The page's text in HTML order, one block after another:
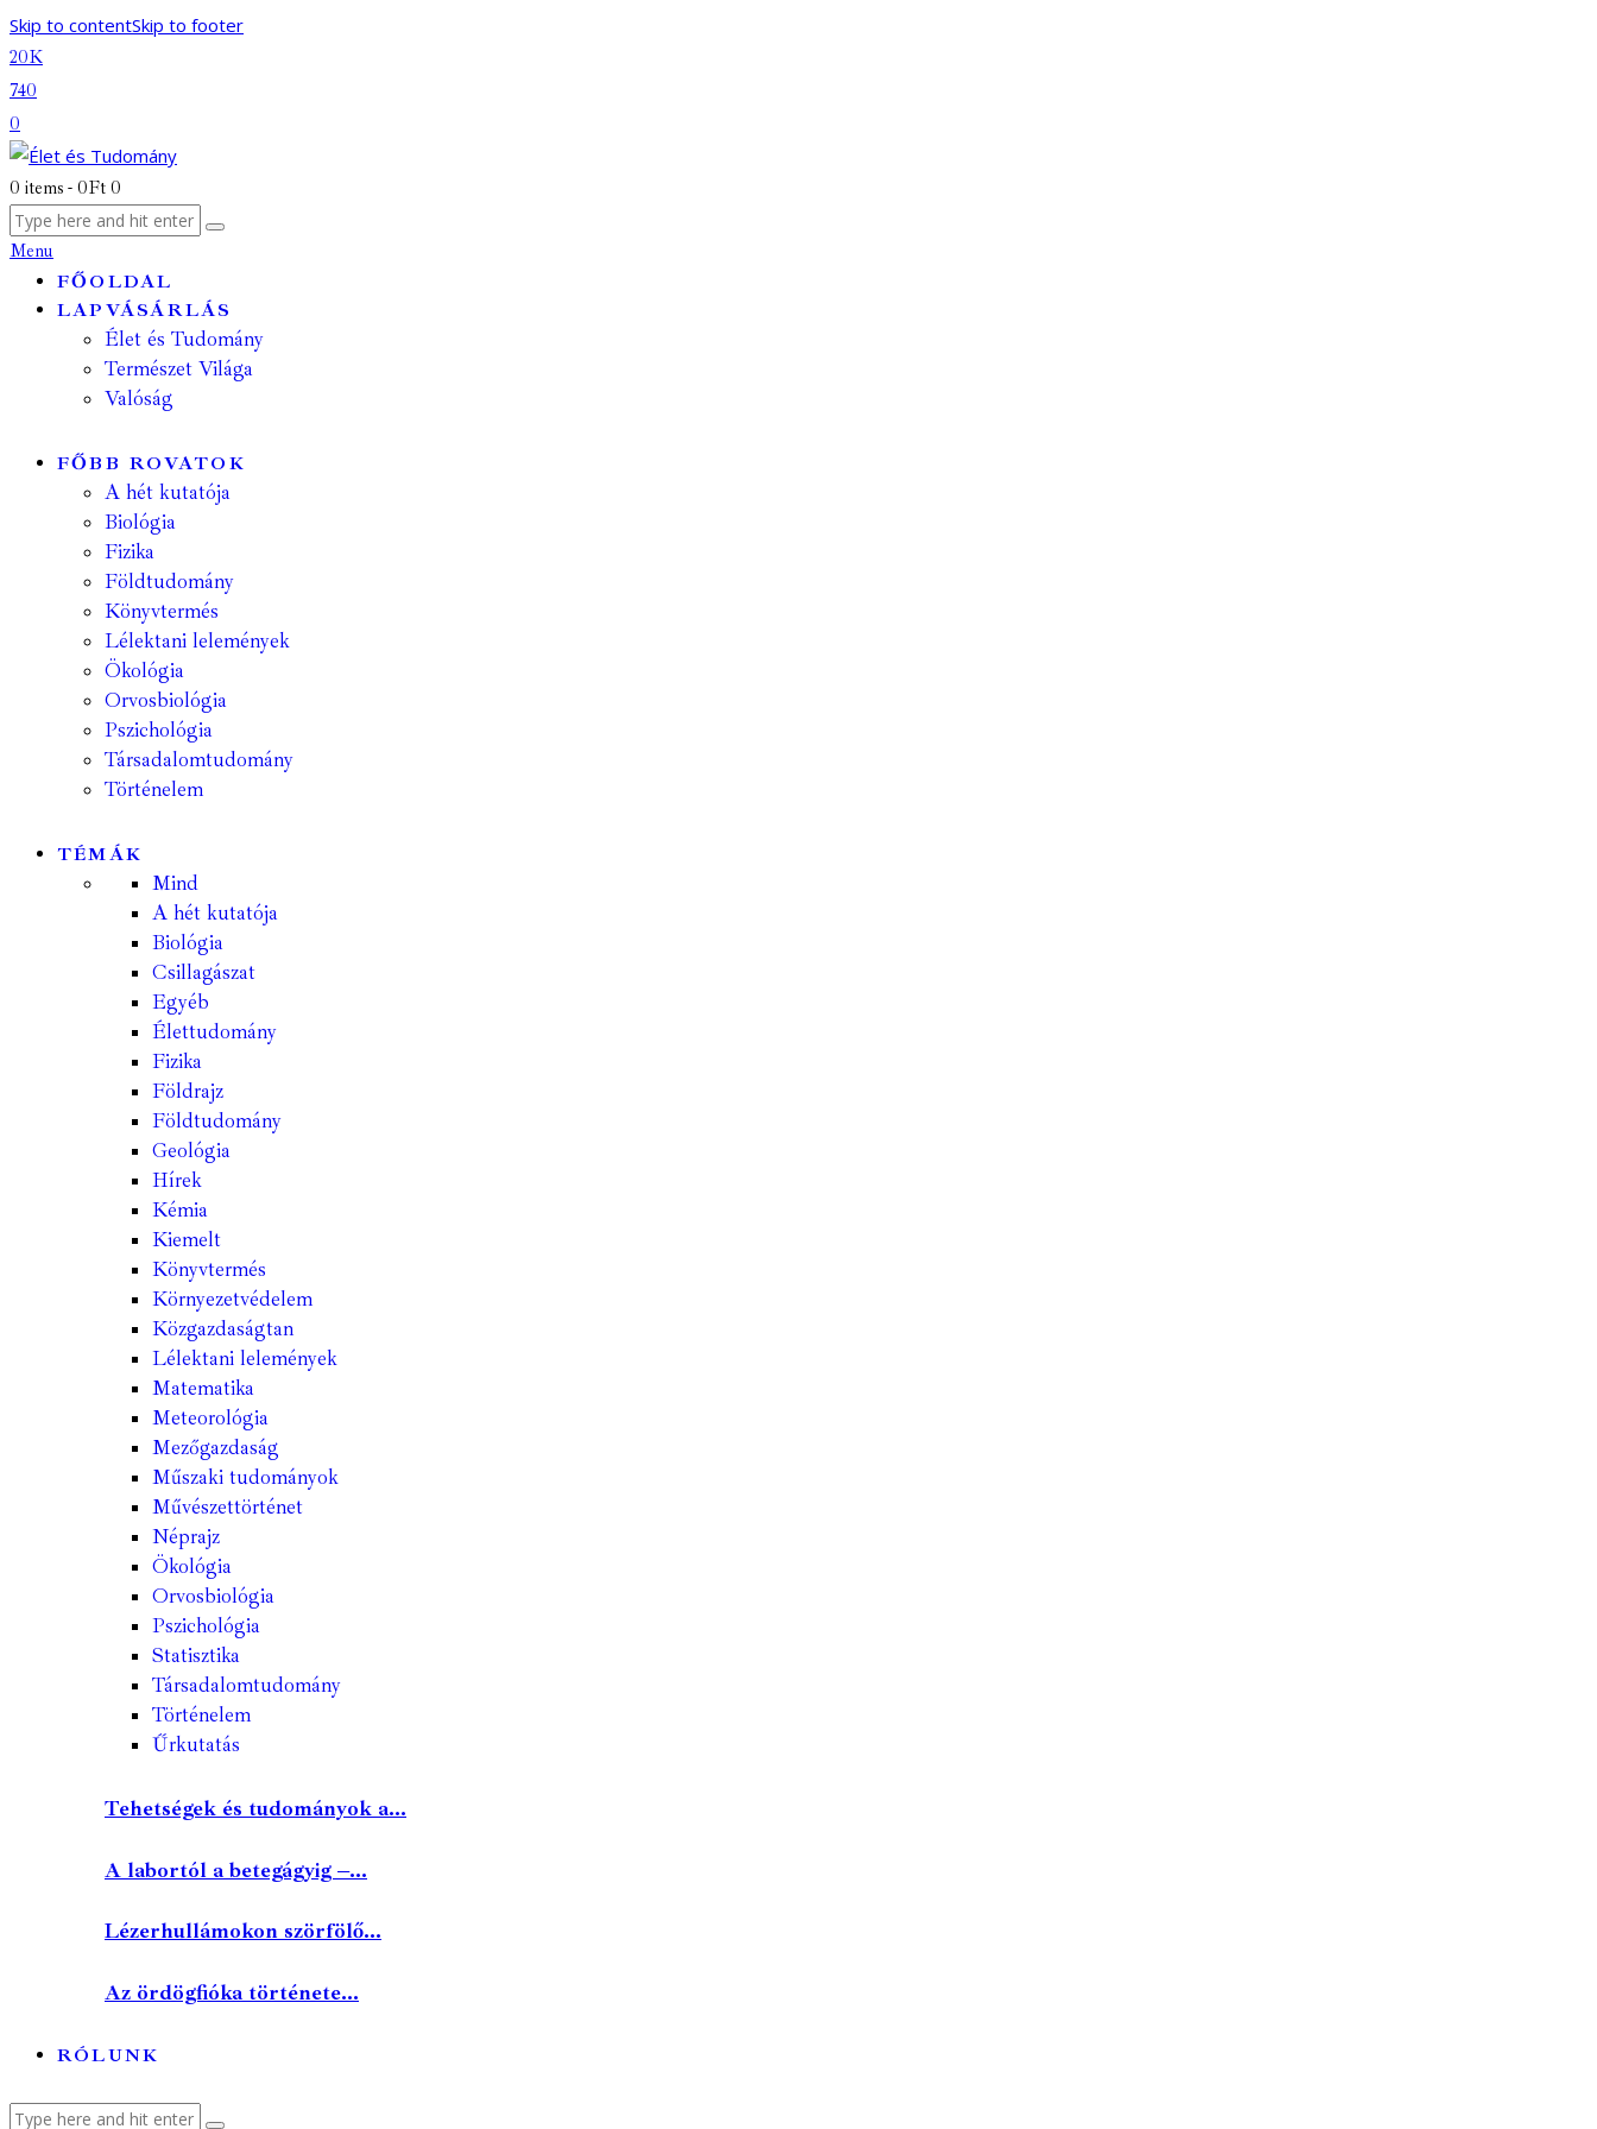
Skip to contentSkip to footer
20K
740
0
0 items - 0Ft 0
Menu
FŐOLDAL
LAPVÁSÁRLÁS
Élet és Tudomány
Természet Világa
Valóság
FŐBB ROVATOK
A hét kutatója
Biológia
Fizika
Földtudomány
Könyvtermés
Lélektani lelemények
Ökológia
Orvosbiológia
Pszichológia
Társadalomtudomány
Történelem
TÉMÁK
Mind
A hét kutatója
Biológia
Csillagászat
Egyéb
Élettudomány
Fizika
Földrajz
Földtudomány
Geológia
Hírek
Kémia
Kiemelt
Könyvtermés
Környezetvédelem
Közgazdaságtan
Lélektani lelemények
Matematika
Meteorológia
Mezőgazdaság
Műszaki tudományok
Művészettörténet
Néprajz
Ökológia
Orvosbiológia
Pszichológia
Statisztika
Társadalomtudomány
Történelem
Űrkutatás
Tehetségek és tudományok a...
A labortól a betegágyig –...
Lézerhullámokon szörfölő...
Az ördögfióka története...
RÓLUNK